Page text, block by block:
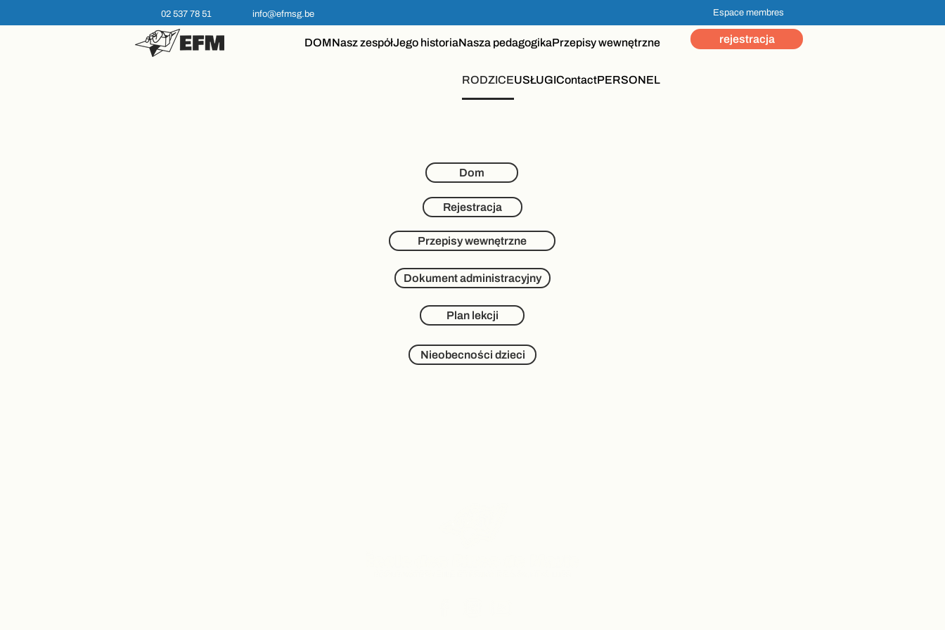
02 537 78 51 info@efmsg.be Espace membres
DOMNasz zespółJego historiaNasza pedagogikaPrzepisy wewnętrzne
RODZICEUSŁUGIContactPERSONEL
rejestracja
Dom
Rejestracja
Przepisy wewnętrzne
Dokument administracyjny
Plan lekcji
Nieobecności dzieci